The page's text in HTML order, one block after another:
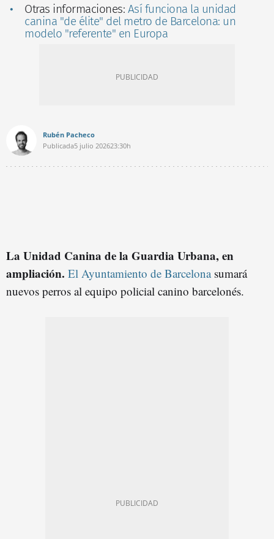
Otras informaciones: Así funciona la unidad
canina "de élite" del metro de Barcelona: un
modelo "referente" en Europa
Rubén Pacheco
Publicada5 julio 202623:30h
La Unidad Canina de la Guardia Urbana, en
ampliación. El Ayuntamiento de Barcelonasumará
nuevos perros al equipo policial canino barcelonés.